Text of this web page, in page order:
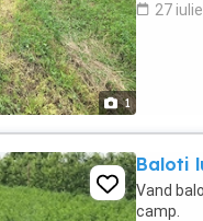
1
27 iulie
Baloti
Vand
camp.